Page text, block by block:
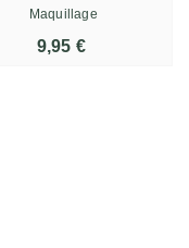
Maquillage
9,95 €